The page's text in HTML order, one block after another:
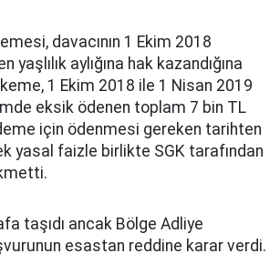
davacının 1 Ekim 2018
yaşlılık aylığına hak kazandığına
1 Ekim 2018 ile 1 Nisan 2019
eksik ödenen toplam 7 bin TL
için ödenmesi gereken tarihten
yasal faizle birlikte SGK tarafından
taşıdı ancak Bölge Adliye
esastan reddine karar verdi.